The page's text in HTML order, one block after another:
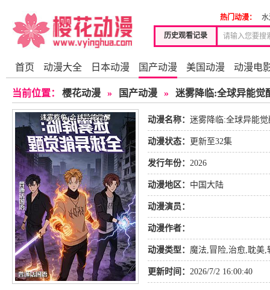
历史观看记录
热门动漫：
首页 动漫大全 日本动漫 国产动漫 美国动漫 动漫电
当前位置： 樱花动漫 » 国产动漫 » 迷雾降临:全球异能觉
动漫名称： 迷雾降临:全球异能觉
动漫状态： 更新至32集
发行年份： 2026
动漫地区： 中国大陆
动漫演员：
动漫作者：
动漫类型： 魔法,冒险,治愈,耽美,
更新时间： 2026/7/2 16:00:40